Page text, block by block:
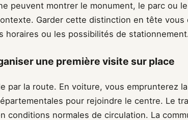
peuvent montrer le monument, le parc ou
Garder cette distinction en tête vous
horaires ou les possibilités de
une première visite sur place
par la route. En voiture, vous emprunterez la
pour rejoindre le centre. Le
conditions normales de circulation. La